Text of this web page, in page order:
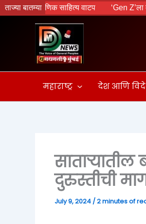
ताज्या बातम्यासाहित्य वाटप ‘Gen Z’ला
Skip
to
महाराष्ट्र देश आणि
दुरुस्तीची
July 9, 2024 /2 minutes of